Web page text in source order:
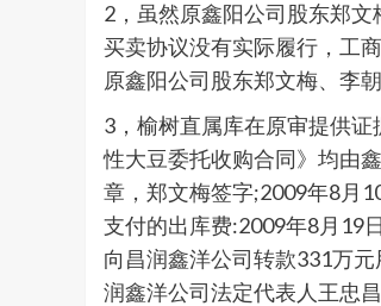
2，虽然原鑫阳公司股东郑
买卖协议没有实际履行，工
原鑫阳公司股东郑文梅、李
3，榆树直属库在原审提供
性大豆委托收购合同》均由
章，郑文梅签字;2009年8月
支付的出库费:2009年8月19
向昌润鑫洋公司转款331万
润鑫洋公司法定代表人王忠